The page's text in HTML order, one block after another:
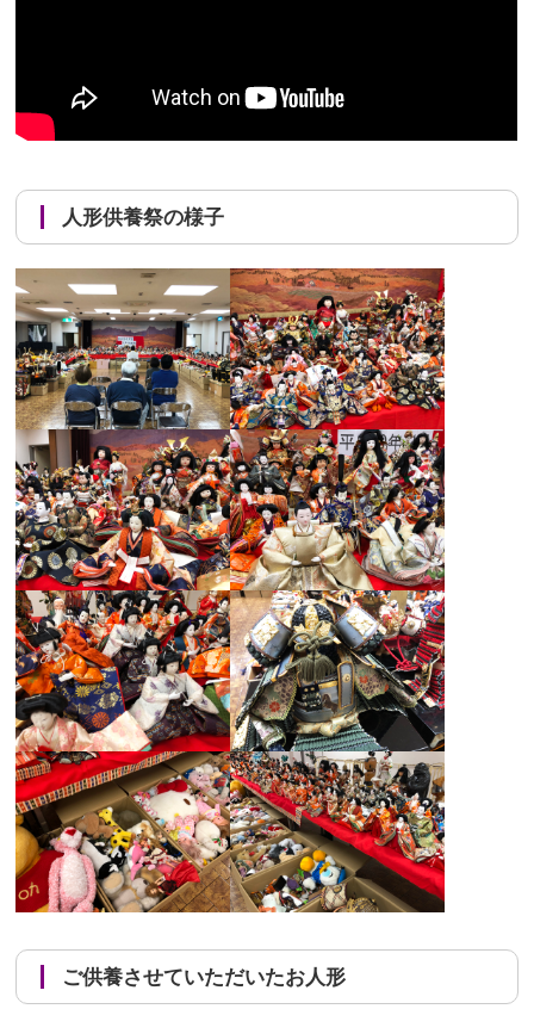
人形供養祭の様子
ご供養させていただいたお人形